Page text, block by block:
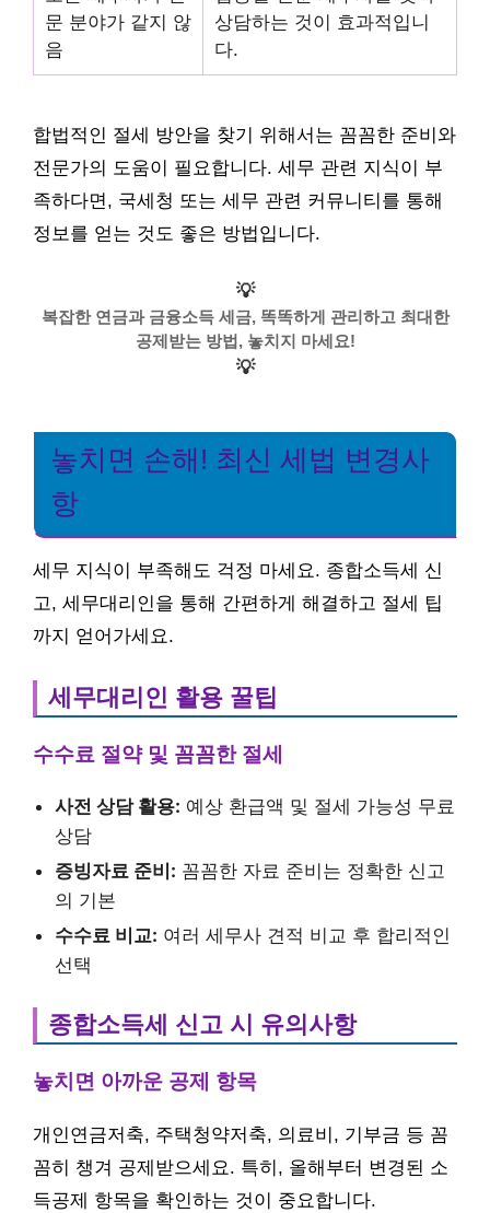
문 분야가 같지 않
음
상담하는 것이 효과적입니
다.
합법적인 절세 방안을 찾기 위해서는 꼼꼼한 준비와
전문가의 도움이 필요합니다. 세무 관련 지식이 부
족하다면, 국세청 또는 세무 관련 커뮤니티를 통해
정보를 얻는 것도 좋은 방법입니다.
💡
복잡한 연금과 금융소득 세금, 똑똑하게 관리하고 최대한
공제받는 방법, 놓치지 마세요!
💡
놓치면 손해! 최신 세법 변경사
항
세무 지식이 부족해도 걱정 마세요. 종합소득세 신
고, 세무대리인을 통해 간편하게 해결하고 절세 팁
까지 얻어가세요.
세무대리인 활용 꿀팁
수수료 절약 및 꼼꼼한 절세
사전 상담 활용: 예상 환급액 및 절세 가능성 무료
상담
증빙자료 준비: 꼼꼼한 자료 준비는 정확한 신고
의 기본
수수료 비교: 여러 세무사 견적 비교 후 합리적인
선택
종합소득세 신고 시 유의사항
놓치면 아까운 공제 항목
개인연금저축, 주택청약저축, 의료비, 기부금 등 꼼
꼼히 챙겨 공제받으세요. 특히, 올해부터 변경된 소
득공제 항목을 확인하는 것이 중요합니다.